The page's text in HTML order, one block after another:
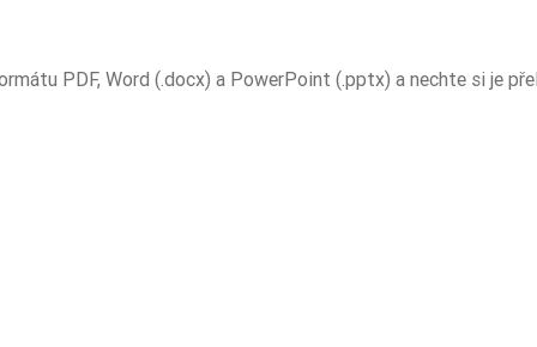
PDF, Word (.docx) a PowerPoint (.pptx) a nechte si je